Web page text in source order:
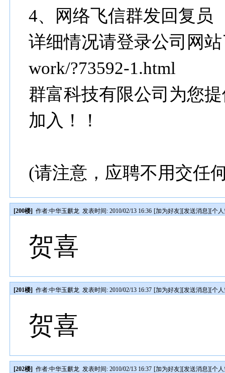
4、网络飞信群发回复员
详细情况请登录公司网
work/?73592-1.html
群富科技有限公司为您
加入！！
(请注意，应聘不用交任
[200楼] 作者:中华玉麒龙 发表时间: 2010/02/13 16:36 [加为好友][发送消息][个
贺喜
[201楼] 作者:中华玉麒龙 发表时间: 2010/02/13 16:37 [加为好友][发送消息][个
贺喜
[202楼] 作者:中华玉麒龙 发表时间: 2010/02/13 16:37 [加为好友][发送消息][个